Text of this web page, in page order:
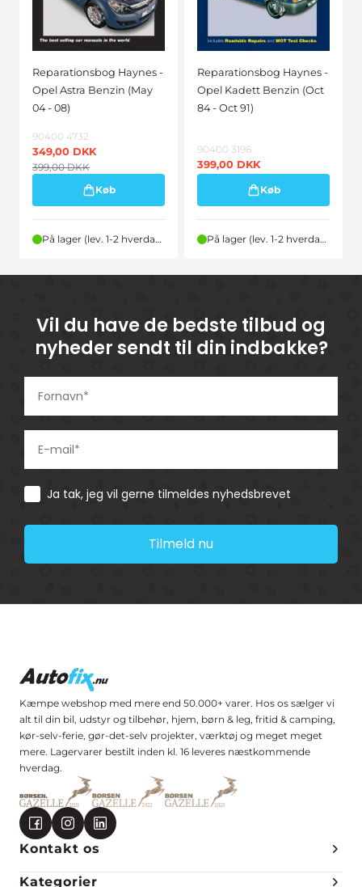
Reparationsbog Haynes -
Opel Astra Benzin (May
04 - 08)
90400 4732
349,00 DKK
399,00DKK
Køb
På lager (lev. 1-2 hverdage)
Reparationsbog Haynes -
Opel Kadett Benzin (Oct
84 - Oct 91)
90400 3196
399,00 DKK
Køb
På lager (lev. 1-2 hverdage)
Vil du have de bedste tilbud og
nyheder sendt til din indbakke?
Consent
Ja tak, jeg vil gerne tilmeldes nyhedsbrevet
Tilmeld nu
Kæmpe webshop med mere end 50.000+ varer. Hos os sælger vi
alt til din bil, udstyr og tilbehør, hjem, børn & leg, fritid & camping,
kør-selv-ferie, gør-det-selv projekter, værktøj og meget meget
mere. Lagervarer bestilt inden kl. 16 leveres næstkommende
hverdag.
Kontakt os
Kategorier